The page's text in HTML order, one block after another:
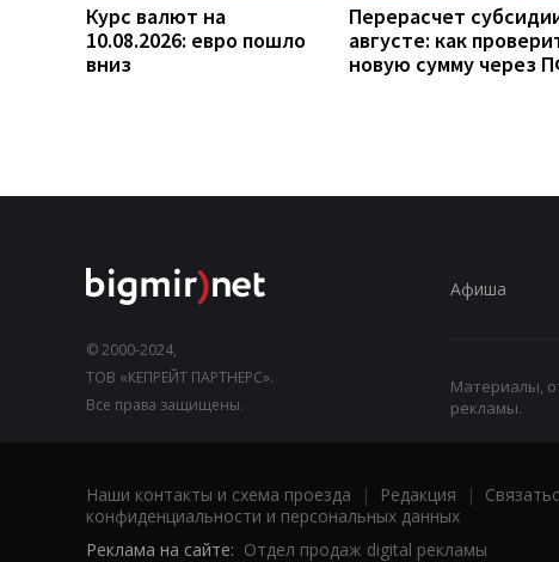
Курс валют на
10.08.2026: евро пошло
вниз
Перерасчет
августе: как
новую сумму через
© 2000-2024,
ТОВ «КЕПРЕЙТ ПАРТНЕРС».
Все права защищены.
Афиша
Материалы,
рекламы.
Наши контакты и схема проезда | Редакция |
конфиденциальности и персональных данных
Реклама на сайте: Отдел продаж digital рекламы